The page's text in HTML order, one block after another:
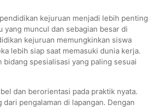
kejuruan menjadi lebih penting
yang muncul dan sebagian besar di
kejuruan memungkinkan siswa
lebih siap saat memasuki dunia kerja.
spesialisasi yang paling sesuai
dan berorientasi pada praktik nyata.
pengalaman di lapangan. Dengan